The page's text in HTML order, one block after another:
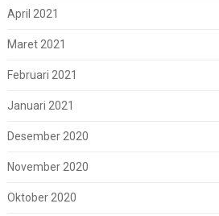
April 2021
Maret 2021
Februari 2021
Januari 2021
Desember 2020
November 2020
Oktober 2020